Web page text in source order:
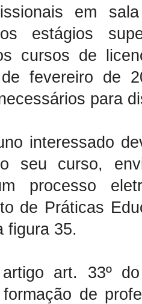
em
estágios
cursos de
fevereiro de
para
interessado
seu curso,
processo
de Práticas
figura 35.
art. 33º do
de